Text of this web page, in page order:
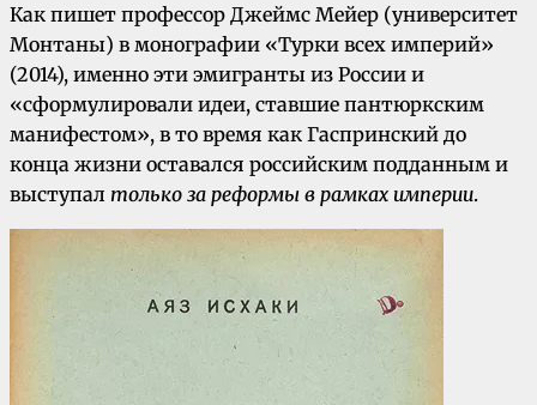
Как пишет профессор Джеймс Мейер (университет
Монтаны) в монографии «Турки всех империй»
(2014), именно эти эмигранты из России и
«сформулировали идеи, ставшие пантюркским
манифестом», в то время как Гаспринский до
конца жизни оставался российским подданным и
выступал только за реформы в рамках империи.